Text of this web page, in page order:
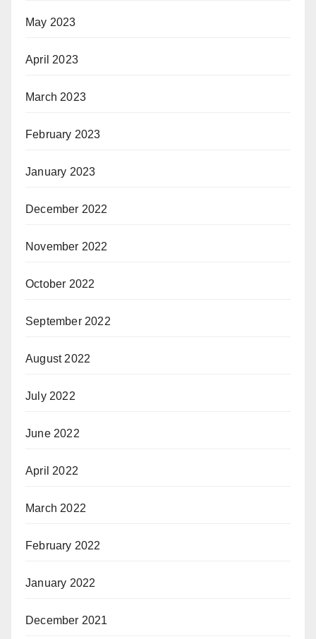
May 2023
April 2023
March 2023
February 2023
January 2023
December 2022
November 2022
October 2022
September 2022
August 2022
July 2022
June 2022
April 2022
March 2022
February 2022
January 2022
December 2021